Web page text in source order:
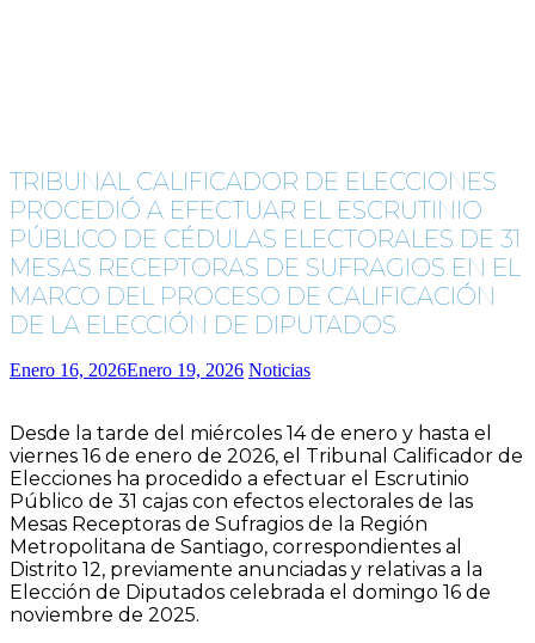
TRIBUNAL CALIFICADOR DE ELECCIONES
PROCEDIÓ A EFECTUAR EL ESCRUTINIO
PÚBLICO DE CÉDULAS ELECTORALES DE 31
MESAS RECEPTORAS DE SUFRAGIOS EN EL
MARCO DEL PROCESO DE CALIFICACIÓN
DE LA ELECCIÓN DE DIPUTADOS
Enero 16, 2026Enero 19, 2026 Noticias
Desde la tarde del miércoles 14 de enero y hasta el
viernes 16 de enero de 2026, el Tribunal Calificador de
Elecciones ha procedido a efectuar el Escrutinio
Público de 31 cajas con efectos electorales de las
Mesas Receptoras de Sufragios de la Región
Metropolitana de Santiago, correspondientes al
Distrito 12, previamente anunciadas y relativas a la
Elección de Diputados celebrada el domingo 16 de
noviembre de 2025.